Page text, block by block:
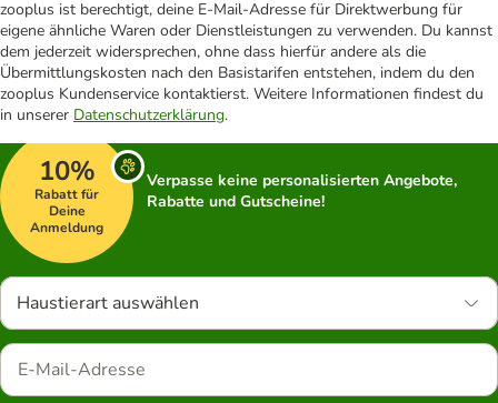
zooplus ist berechtigt, deine E-Mail-Adresse für Direktwerbung für
eigene ähnliche Waren oder Dienstleistungen zu verwenden. Du kannst
dem jederzeit widersprechen, ohne dass hierfür andere als die
Übermittlungskosten nach den Basistarifen entstehen, indem du den
zooplus Kundenservice kontaktierst. Weitere Informationen findest du
in unserer Datenschutzerklärung.
10%
Rabatt für
Deine
Anmeldung
Verpasse keine personalisierten Angebote,
Rabatte und Gutscheine!
Haustierart auswählen